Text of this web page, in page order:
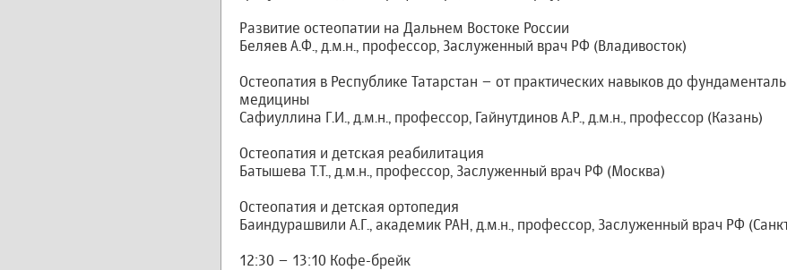
Развитие остеопатии на Дальнем Востоке России
Беляев А.Ф., д.м.н., профессор, Заслуженный врач РФ (Владивосток)
Остеопатия в Республике Татарстан – от практических навыков до
медицины
Сафиуллина Г.И., д.м.н., профессор, Гайнутдинов А.Р., д.м.н., профессор (Казань)
Остеопатия и детская реабилитация
Батышева Т.Т., д.м.н., профессор, Заслуженный врач РФ (Москва)
Остеопатия и детская ортопедия
Баиндурашвили А.Г., академик РАН, д.м.н., профессор, Заслуженный врач РФ
12:30 – 13:10 Кофе-брейк